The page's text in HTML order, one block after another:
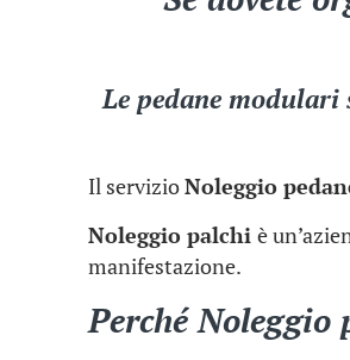
Le pedane
Il servizioNoleggio
Noleggio palchiè
manifestazione.
PerchéNoleggio